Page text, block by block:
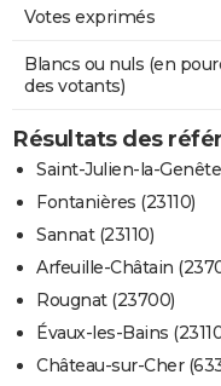
Votes exprimés
Blancs ou nuls (en
des votants)
Résultats des
Saint-Julien-la-Genête
Fontanières (23110)
Sannat (23110)
Arfeuille-Châtain
Rougnat (23700)
Évaux-les-Bains
Château-sur-Cher